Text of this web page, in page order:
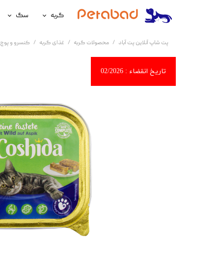
گربه
غذای گربه
سگ
پت شاپ آنلاین پت آباد محصولات گربه غذای گربه کنسرو و